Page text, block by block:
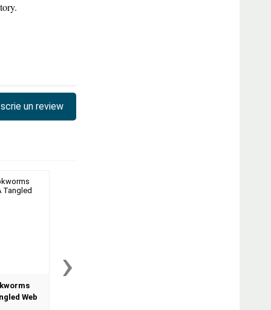
scrie un review
Web
›